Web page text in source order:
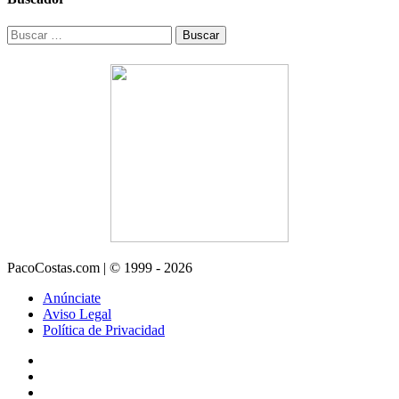
Buscar:
PacoCostas.com | © 1999 - 2026
Anúnciate
Aviso Legal
Política de Privacidad